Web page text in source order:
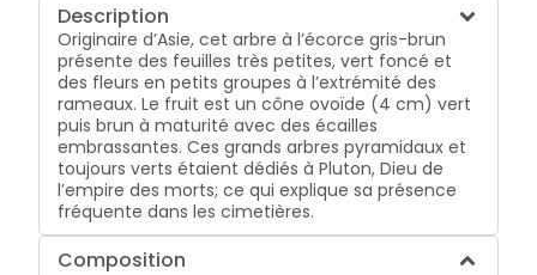
Description
Originaire d’Asie, cet arbre à l’écorce gris-brun
présente des feuilles très petites, vert foncé et
des fleurs en petits groupes à l’extrémité des
rameaux. Le fruit est un cône ovoïde (4 cm) vert
puis brun à maturité avec des écailles
embrassantes. Ces grands arbres pyramidaux et
toujours verts étaient dédiés à Pluton, Dieu de
l’empire des morts; ce qui explique sa présence
fréquente dans les cimetières.
Composition